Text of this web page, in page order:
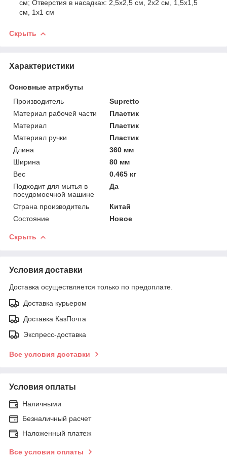
см; Отверстия в насадках: 2,5х2,5 см, 2х2 см, 1,5х1,5
см, 1х1 см
Скрыть
Характеристики
Основные атрибуты
Производитель
Supretto
Материал рабочей части
Пластик
Материал
Пластик
Материал ручки
Пластик
Длина
360 мм
Ширина
80 мм
Вес
0.465 кг
Подходит для мытья в
посудомоечной машине
Да
Страна производитель
Китай
Состояние
Новое
Скрыть
Условия доставки
Доставка осуществляется только по предоплате.
Доставка курьером
Доставка КазПочта
Экспресс-доставка
Все условия доставки
Условия оплаты
Наличными
Безналичный расчет
Наложенный платеж
Все условия оплаты